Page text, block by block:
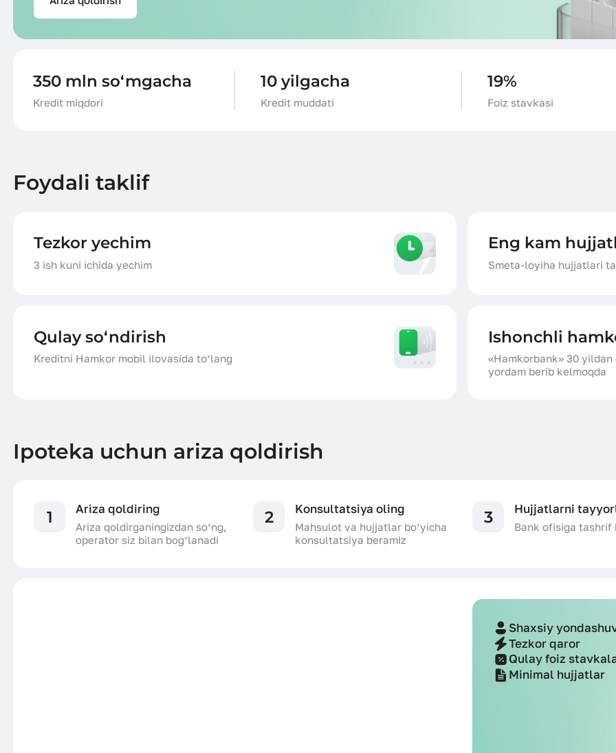
350 mln so‘mgacha
Kredit miqdori
10 yilgacha
Kredit muddati
19%
Foiz stavkasi
Foydali taklif
Tezkor yechim
3 ish kuni ichida yechim
Eng kam
Smeta-loyiha hujjatlari
Qulay so‘ndirish
Kreditni Hamkor mobil ilovasida to‘lang
Ishonchli
«Hamkorbank» 30
yordam berib kelmoqda
Ipoteka uchun ariza qoldirish
1 Ariza qoldiring
Ariza qoldirganingizdan so‘ng,
operator siz bilan bog‘lanadi
2 Konsultatsiya oling
Mahsulot va hujjatlar bo‘yicha
konsultatsiya beramiz
3 Hujjatlarni
Bank ofisiga tashrif
Shaxsiy
Tezkor qaror
Qulay foiz
Minimal hujjatlar